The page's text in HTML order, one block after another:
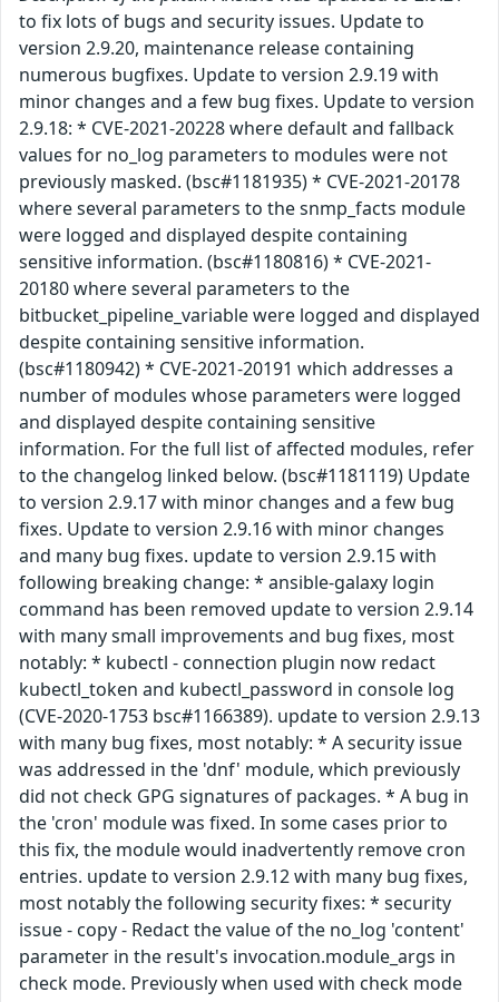
to fix lots of bugs and security issues. Update to
version 2.9.20, maintenance release containing
numerous bugfixes. Update to version 2.9.19 with
minor changes and a few bug fixes. Update to version
2.9.18: * CVE-2021-20228 where default and fallback
values for no_log parameters to modules were not
previously masked. (bsc#1181935) * CVE-2021-20178
where several parameters to the snmp_facts module
were logged and displayed despite containing
sensitive information. (bsc#1180816) * CVE-2021-
20180 where several parameters to the
bitbucket_pipeline_variable were logged and displayed
despite containing sensitive information.
(bsc#1180942) * CVE-2021-20191 which addresses a
number of modules whose parameters were logged
and displayed despite containing sensitive
information. For the full list of affected modules, refer
to the changelog linked below. (bsc#1181119) Update
to version 2.9.17 with minor changes and a few bug
fixes. Update to version 2.9.16 with minor changes
and many bug fixes. update to version 2.9.15 with
following breaking change: * ansible-galaxy login
command has been removed update to version 2.9.14
with many small improvements and bug fixes, most
notably: * kubectl - connection plugin now redact
kubectl_token and kubectl_password in console log
(CVE-2020-1753 bsc#1166389). update to version 2.9.13
with many bug fixes, most notably: * A security issue
was addressed in the 'dnf' module, which previously
did not check GPG signatures of packages. * A bug in
the 'cron' module was fixed. In some cases prior to
this fix, the module would inadvertently remove cron
entries. update to version 2.9.12 with many bug fixes,
most notably the following security fixes: * security
issue - copy - Redact the value of the no_log 'content'
parameter in the result's invocation.module_args in
check mode. Previously when used with check mode